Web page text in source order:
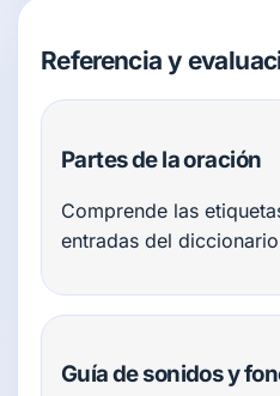
Referencia y
Partes de la oración
Comprende las
entradas del
Guía de sonidos y